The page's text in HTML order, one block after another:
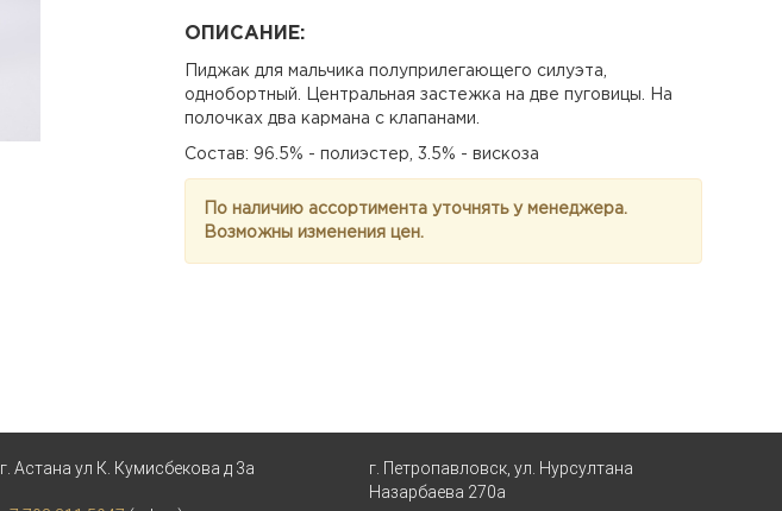
ОПИСАНИЕ:
Пиджак для мальчика полуприлегающего силуэта,
однобортный. Центральная застежка на две пуговицы. На
полочках два кармана с клапанами.
Состав: 96.5% - полиэстер, 3.5% - вискоза
По наличию ассортимента уточнять у менеджера.
Возможны изменения цен.
г. Астана ул К. Кумисбекова д 3а
г. Петропавловск, ул. Нурсултана
Назарбаева 270а